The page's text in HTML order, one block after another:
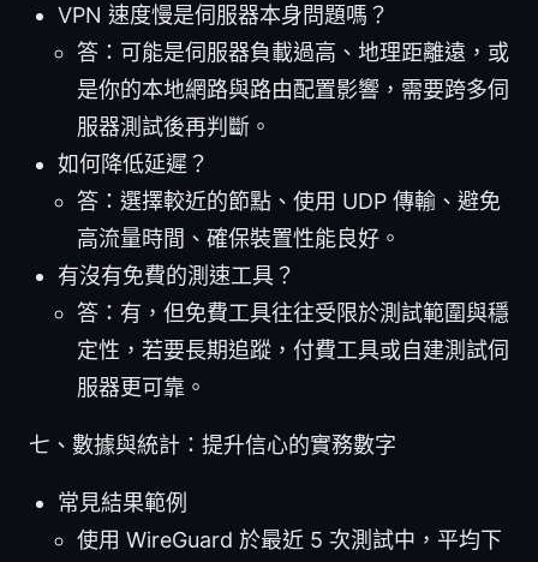
VPN 速度慢是伺服器本身問題嗎？
答：可能是伺服器負載過高、地理距離遠，或
是你的本地網路與路由配置影響，需要跨多伺
服器測試後再判斷。
如何降低延遲？
答：選擇較近的節點、使用 UDP 傳輸、避免
高流量時間、確保裝置性能良好。
有沒有免費的測速工具？
答：有，但免費工具往往受限於測試範圍與穩
定性，若要長期追蹤，付費工具或自建測試伺
服器更可靠。
七、數據與統計：提升信心的實務數字
常見結果範例
使用 WireGuard 於最近 5 次測試中，平均下